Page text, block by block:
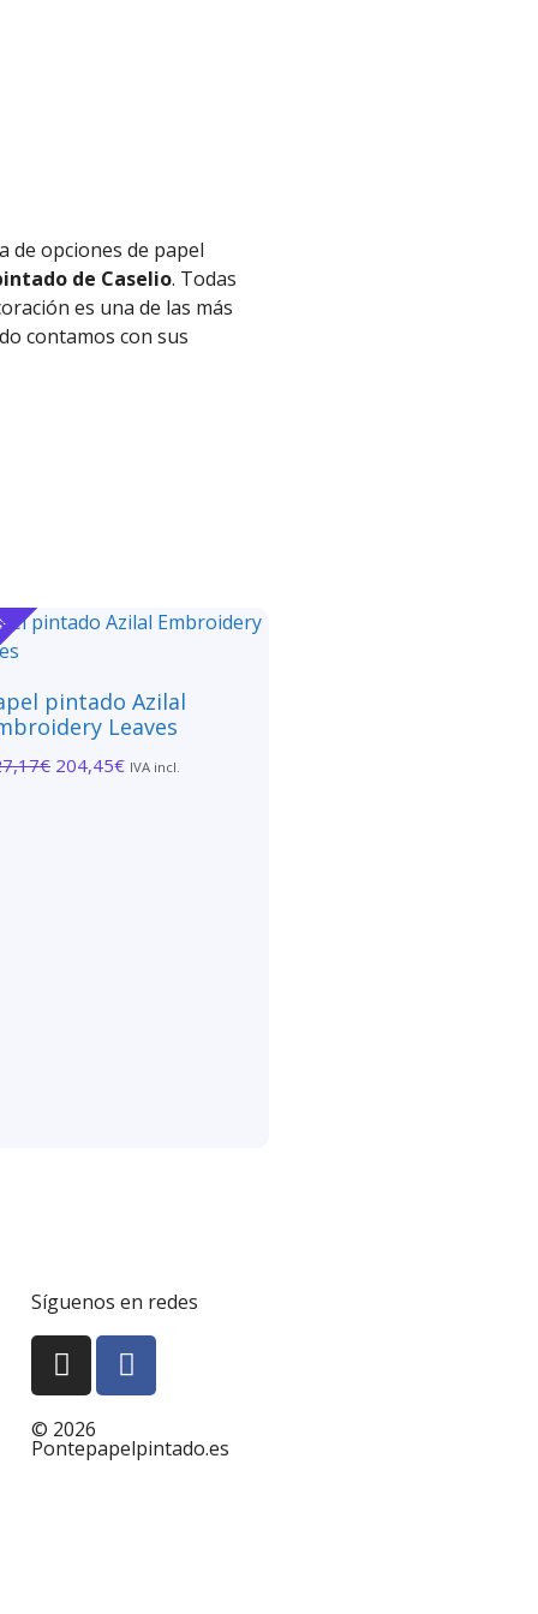
de opciones de papel
de Caselio. Todas
es una de las más
contamos con sus
pintado Azilal
Leaves
€ 204,45€ IVA incl.
Síguenos en redes
© 2026
Pontepapelpintado.es